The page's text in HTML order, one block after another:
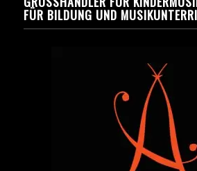
ÜR BILDUNG UND